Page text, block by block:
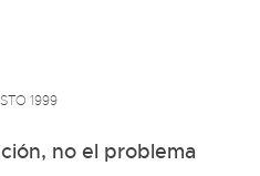
1999
no el problema